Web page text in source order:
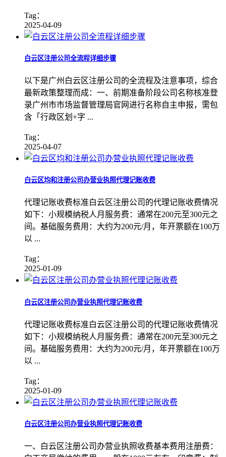
Tag：
2025-04-09
白云区注册公司全流程详细步骤
以下是广州白云区注册公司的全流程及注意事项，综合
最新政策整理而成：一、前期准备阶段公司名称核准登
录广州市市场监督管理局官网进行名称自主申报，需包
含「行政区划+字 ...
Tag：
2025-04-07
白云区‌均和注册公司办营业执照代理记账收费
代理记账收费标准白云区注册公司的代理记账收费情况
如下：小规模纳税人月服务费：通常在200元至300元之
间。基础服务费用：大约为200元/月，年开票额在100万
以 ...
Tag：
2025-01-09
白云区注册公司办营业执照代理记账收费
代理记账收费标准白云区注册公司的代理记账收费情况
如下：小规模纳税人月服务费：通常在200元至300元之
间。基础服务费用：大约为200元/月，年开票额在100万
以 ...
Tag：
2025-01-09
白云区注册公司办营业执照代理记账收费
一、白云区注册公司办营业执照收费基本费用注册费：